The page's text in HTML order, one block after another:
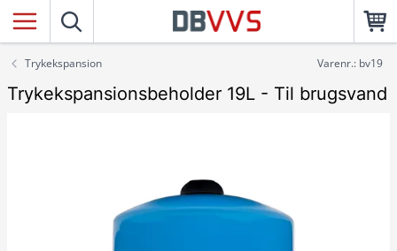
Trykekspansion Varenr.: bv19
Trykekspansionsbeholder 19L - Til brugsvand